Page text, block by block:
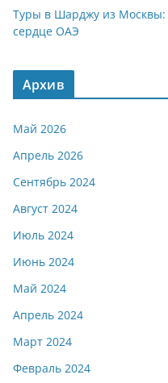
Туры в Шарджу из Москвы:
сердце ОАЭ
Архив
Май 2026
Апрель 2026
Сентябрь 2024
Август 2024
Июль 2024
Июнь 2024
Май 2024
Апрель 2024
Март 2024
Февраль 2024